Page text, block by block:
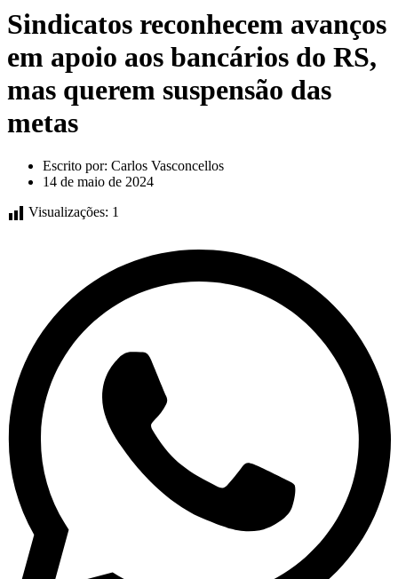
Sindicatos reconhecem avanços
em apoio aos bancários do RS,
mas querem suspensão das
metas
Escrito por: Carlos Vasconcellos
14 de maio de 2024
Visualizações: 1